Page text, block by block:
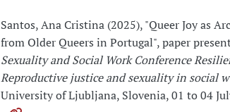
Santos, Ana Cristina (2025), "Queer Joy as
from Older Queers in Portugal", paper
Sexuality and Social Work Conference
Reproductive justice and sexuality in social
University of Ljubljana, Slovenia, 01 to 04